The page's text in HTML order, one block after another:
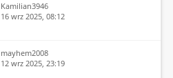
Kamilian3946
16 wrz 2025, 08:12
mayhem2008
12 wrz 2025, 23:19